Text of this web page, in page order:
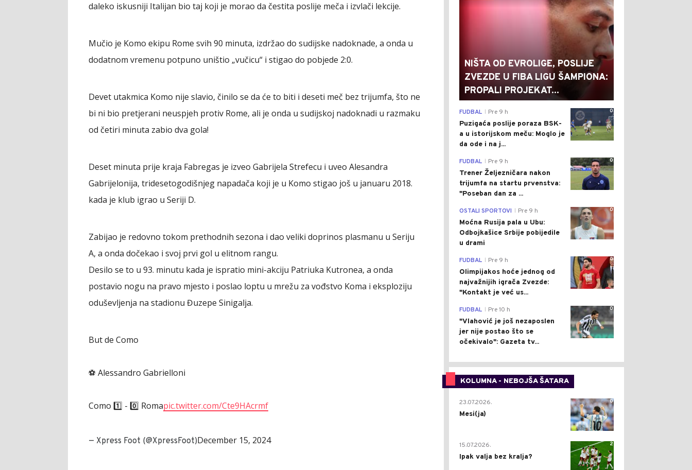
daleko iskusniji Italijan bio taj koji je morao da čestita poslije meča i izvlači lekcije.
Mučio je Komo ekipu Rome svih 90 minuta, izdržao do sudijske nadoknade, a onda u
dodatnom vremenu potpuno uništio „vučicu“ i stigao do pobjede 2:0.
Devet utakmica Komo nije slavio, činilo se da će to biti i deseti meč bez trijumfa, što ne
bi ni bio pretjerani neuspjeh protiv Rome, ali je onda u sudijskoj nadoknadi u razmaku
od četiri minuta zabio dva gola!
Deset minuta prije kraja Fabregas je izveo Gabrijela Strefecu i uveo Alesandra
Gabrijelonija, tridesetogodišnjeg napadača koji je u Komo stigao još u januaru 2018.
kada je klub igrao u Seriji D.
Zabijao je redovno tokom prethodnih sezona i dao veliki doprinos plasmanu u Seriju
A, a onda dočekao i svoj prvi gol u elitnom rangu.
Desilo se to u 93. minutu kada je ispratio mini-akciju Patriuka Kutronea, a onda
postavio nogu na pravo mjesto i poslao loptu u mrežu za vođstvo Koma i eksploziju
oduševljenja na stadionu Đuzepe Sinigalja.
But de Como
⚽️ Alessandro Gabrielloni
Como 1️⃣ - 0️⃣ Romapic.twitter.com/Cte9HAcrmf
— Xpress Foot (@XpressFoot)December 15, 2024
NIŠTA OD EVROLIGE, POSLIJE
ZVEZDE U FIBA LIGU ŠAMPIONA:
PROPALI PROJEKAT...
0
FUDBAL Pre 9 h
Puzigaća poslije poraza BSK-
a u istorijskom meču: Moglo je
da ode i na j...
0
FUDBAL Pre 9 h
Trener Željezničara nakon
trijumfa na startu prvenstva:
"Poseban dan za ...
0
OSTALI SPORTOVI Pre 9 h
Moćna Rusija pala u Ubu:
Odbojkašice Srbije pobijedile
u drami
0
FUDBAL Pre 9 h
Olimpijakos hoće jednog od
najvažnijih igrača Zvezde:
"Kontakt je već us...
0
FUDBAL Pre 10 h
"Vlahović je još nezaposlen
jer nije postao što se
očekivalo": Gazeta tv...
KOLUMNA - NEBOJŠA ŠATARA
0
23.07.2026.
Mesi(ja)
2
15.07.2026.
Ipak valja bez kralja?